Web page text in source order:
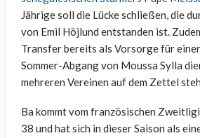
Jährige soll die Lücke schließen, die
von Emil Höjlund entstanden ist.
Transfer bereits als Vorsorge für
Sommer-Abgang von Moussa Sylla
mehreren Vereinen auf dem Zettel
Ba kommt vom französischen
38 und hat sich in dieser Saison als